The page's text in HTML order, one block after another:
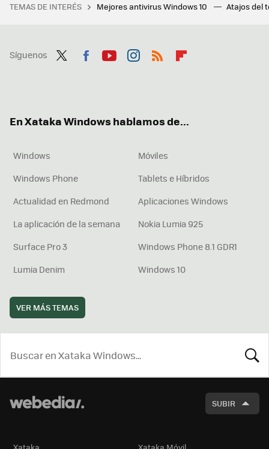
TEMAS DE INTERÉS Mejores antivirus Windows 10 Atajos del
Síguenos
En Xataka Windows hablamos de...
Windows
Móviles
Windows Phone
Tablets e Híbridos
Actualidad en Redmond
Aplicaciones Windows
La aplicación de la semana
Nokia Lumia 925
Surface Pro 3
Windows Phone 8.1 GDR1
Lumia Denim
Windows 10
VER MÁS TEMAS
SUBIR